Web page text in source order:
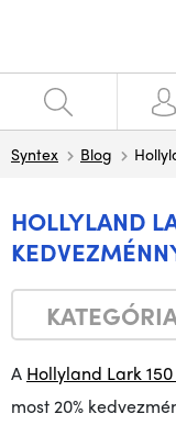
Syntex Blog
HOLLYLAND
A Hollyland Lark 150
most 20%